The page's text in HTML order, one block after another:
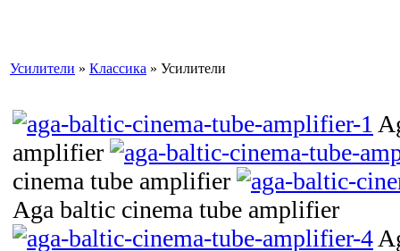
Усилители » Классика » Усилители
amplifier
cinema tube amplifier
Aga baltic cinema tube amplifier